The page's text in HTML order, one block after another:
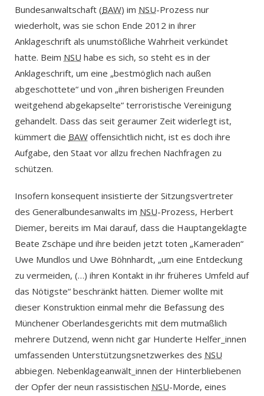
Bundesanwaltschaft (BAW) im NSU-Prozess nur
wiederholt, was sie schon Ende 2012 in ihrer
Anklageschrift als unumstößliche Wahrheit verkündet
hatte. Beim NSU habe es sich, so steht es in der
Anklageschrift, um eine „bestmöglich nach außen
abgeschottete“ und von „ihren bisherigen Freunden
weitgehend abgekapselte“ terroristische Vereinigung
gehandelt. Dass das seit geraumer Zeit widerlegt ist,
kümmert die BAW offensichtlich nicht, ist es doch ihre
Aufgabe, den Staat vor allzu frechen Nachfragen zu
schützen.
Insofern konsequent insistierte der Sitzungsvertreter
des Generalbundesanwalts im NSU-Prozess, Herbert
Diemer, bereits im Mai darauf, dass die Hauptangeklagte
Beate Zschäpe und ihre beiden jetzt toten „Kameraden“
Uwe Mundlos und Uwe Böhnhardt, „um eine Entdeckung
zu vermeiden, (…) ihren Kontakt in ihr früheres Umfeld auf
das Nötigste“ beschränkt hätten. Diemer wollte mit
dieser Konstruktion einmal mehr die Befassung des
Münchener Oberlandesgerichts mit dem mutmaßlich
mehrere Dutzend, wenn nicht gar Hunderte Helfer_innen
umfassenden Unterstützungsnetzwerkes des NSU
abbiegen. Nebenklageanwält_innen der Hinterbliebenen
der Opfer der neun rassistischen NSU-Morde, eines